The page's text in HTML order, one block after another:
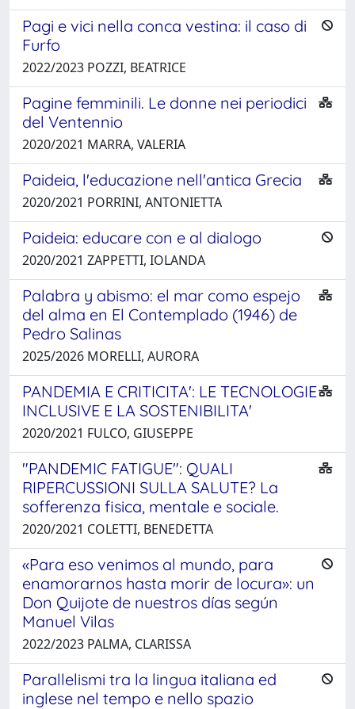
Pagi e vici nella conca vestina: il caso di
Furfo
2022/2023 POZZI, BEATRICE
Pagine femminili. Le donne nei periodici
del Ventennio
2020/2021 MARRA, VALERIA
Paideia, l'educazione nell'antica Grecia
2020/2021 PORRINI, ANTONIETTA
Paideia: educare con e al dialogo
2020/2021 ZAPPETTI, IOLANDA
Palabra y abismo: el mar como espejo
del alma en El Contemplado (1946) de
Pedro Salinas
2025/2026 MORELLI, AURORA
PANDEMIA E CRITICITA': LE TECNOLOGIE
INCLUSIVE E LA SOSTENIBILITA'
2020/2021 FULCO, GIUSEPPE
"PANDEMIC FATIGUE": QUALI
RIPERCUSSIONI SULLA SALUTE? La
sofferenza fisica, mentale e sociale.
2020/2021 COLETTI, BENEDETTA
«Para eso venimos al mundo, para
enamorarnos hasta morir de locura»: un
Don Quijote de nuestros días según
Manuel Vilas
2022/2023 PALMA, CLARISSA
Parallelismi tra la lingua italiana ed
inglese nel tempo e nello spazio